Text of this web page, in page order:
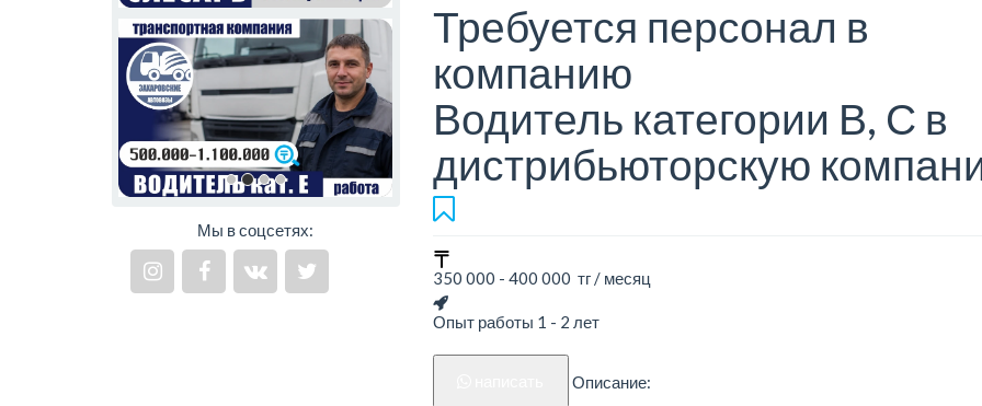
Мы в соцсетях:
Требуется персонал в
компанию
Водитель категории В, С в
дистрибьюторскую
350 000 - 400 000 тг / месяц
Опыт работы 1 - 2 лет
Описание: